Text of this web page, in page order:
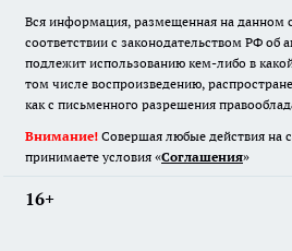
Вся информация, размещенная на данном
соответствии с законодательством РФ об
подлежит использованию кем-либо в
том числе воспроизведению,
как с письменного разрешения
Внимание! Совершая любые действия на
принимаете условия «Cоглашения»
16+